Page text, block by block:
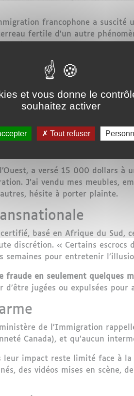
francophone a
fertile d’un autre
détresse sociale et la soif de
nouveaux résidents
nombreux jeunes, diplômés,
un site Internet bien
:résidence permanente garantie
a versé 15 000 dollars
J’ai vendu mes meubles,
hésite à porter plainte.
basé en Afrique du Sud,
discrétion. « Certains escrocs
semaines pour entretenir
fraude en seulement quelques
d’être jugées ou expulsées
de l’Immigration
Canada), et qu’aucun
leur impact reste limité face à
des vidéos mises en scène,
et vous donne le
souhaitez activer
Tout refuser